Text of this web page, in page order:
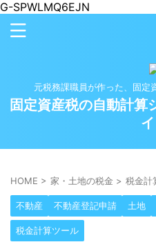
G-SPWLMQ6EJN
元税務課職員が作った、固定
固定資産税の自動計算
HOME > 家・土地の税金 > 税金計
不動産 不動産登記申請 土地
税金計算ツール